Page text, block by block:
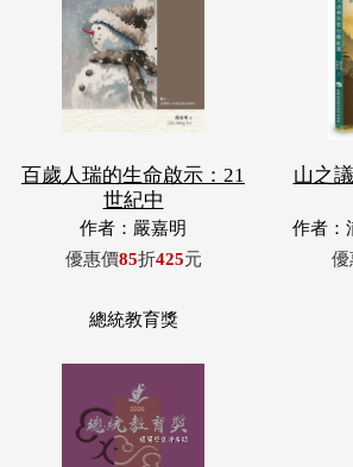
百歲人瑞的生命啟示：21
世紀中
作者：嚴嘉明
優惠價85折425元
山之
作者：
翊齊優
總統教育獎